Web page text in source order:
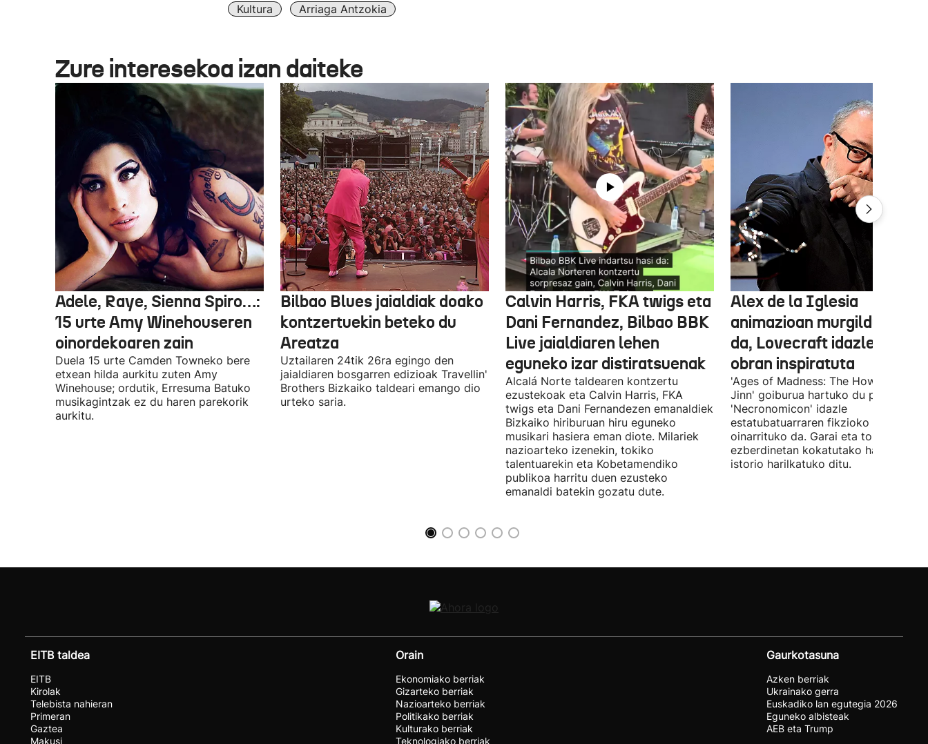
Kultura Arriaga Antzokia
Zure interesekoa izan daiteke
Adele, Raye, Sienna Spiro…:
15 urte Amy Winehouseren
oinordekoaren zain
Duela 15 urte Camden Towneko bere
etxean hilda aurkitu zuten Amy
Winehouse; ordutik, Erresuma Batuko
musikagintzak ez du haren parekorik
aurkitu.
Bilbao Blues jaialdiak doako
kontzertuekin beteko du
Areatza
Uztailaren 24tik 26ra egingo den
jaialdiaren bosgarren edizioak Travellin'
Brothers Bizkaiko taldeari emango dio
urteko saria.
Calvin Harris, FKA twigs eta
Dani Fernandez, Bilbao BBK
Live jaialdiaren lehen
eguneko izar distiratsuenak
Alcalá Norte taldearen kontzertu
ezustekoak eta Calvin Harris, FKA
twigs eta Dani Fernandezen emanaldiek
Bizkaiko hiriburuan hiru eguneko
musikari hasiera eman diote. Milariek
nazioarteko izenekin, tokiko
talentuarekin eta Kobetamendiko
publikoa harritu duen ezusteko
emanaldi batekin gozatu dute.
Alex de la Iglesia
animazioan murgilduko
da, Lovecraft idazlearen
obran inspiratuta
'Ages of Madness: The Howling of
Jinn' goiburua hartuko du pelikulak,
'Necronomicon' idazle
estatubatuarraren fikzioko liburuan
oinarrituko da. Garai eta toki
ezberdinetan kokatutako hainbat
istorio harilkatuko ditu.
EITB taldea
EITB
Kirolak
Telebista nahieran
Primeran
Gaztea
Makusi
Orain
Ekonomiako berriak
Gizarteko berriak
Nazioarteko berriak
Politikako berriak
Kulturako berriak
Teknologiako berriak
Gaurkotasuna
Azken berriak
Ukrainako gerra
Euskadiko lan egutegia 2026
Eguneko albisteak
AEB eta Trump